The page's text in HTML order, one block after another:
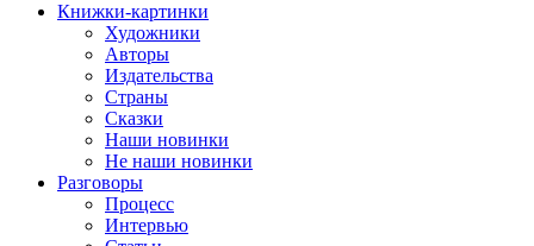
Книжки-картинки
Художники
Авторы
Издательства
Страны
Сказки
Наши новинки
Не наши новинки
Разговоры
Процесс
Интервью